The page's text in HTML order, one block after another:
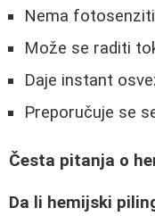
Nema
Može se raditi
Daje instant
Preporučuje se
Česta pitanja o
Da li hemijski